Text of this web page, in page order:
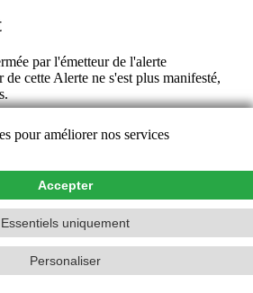
par l'émetteur de l'alerte
cette Alerte ne s'est plus manifesté,
et les remarques ne sont plus
de l'émetteur de l'alerte. Nous vous
2026
pour améliorer nos services
Accepter
Essentiels uniquement
Personaliser